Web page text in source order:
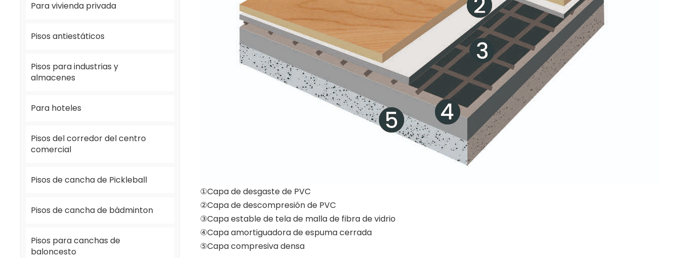
Para vivienda privada
Pisos antiestáticos
Pisos para industrias y
almacenes
Para hoteles
Pisos del corredor del centro
comercial
Pisos de cancha de Pickleball
Pisos de cancha de bádminton
Pisos para canchas de
baloncesto
①Capa de desgaste de PVC
②Capa de descompresión de PVC
③Capa estable de tela de malla de fibra de vidrio
④Capa amortiguadora de espuma cerrada
⑤Capa compresiva densa